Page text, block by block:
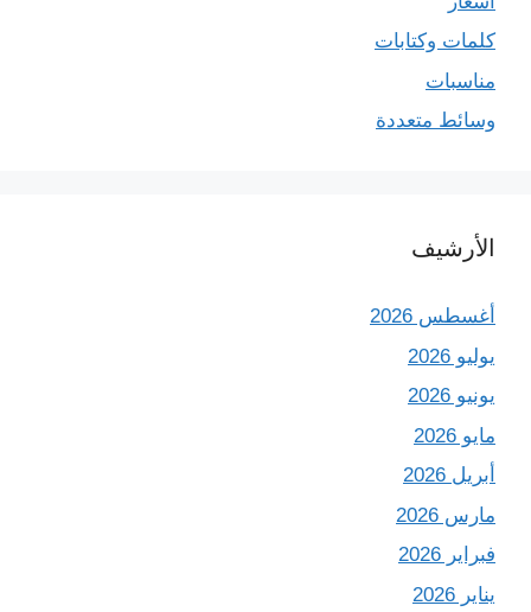
كلمات وكتابات
مناسبات
وسائط متعددة
الأرشيف
أغسطس 2026
يوليو 2026
يونيو 2026
مايو 2026
أبريل 2026
مارس 2026
فبراير 2026
يناير 2026